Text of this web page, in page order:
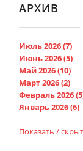
АРХИВ
Июль 2026 (7)
Июнь 2026 (5)
Май 2026 (10)
Март 2026 (2)
Февраль 2026
Январь 2026 (6)
Показать /